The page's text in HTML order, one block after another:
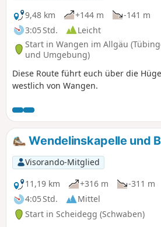
9,48 km
+144 m
-141 m
3:05 Std.
Leicht
Start in Wangen im Allgäu
und Umgebung)
Diese Route führt euch über die
westlich von Wangen.
Wendelinskapelle und
Visorando-Mitglied
11,19 km
+316 m
-311 m
4:05 Std.
Mittel
Start in Scheidegg (Schwaben)